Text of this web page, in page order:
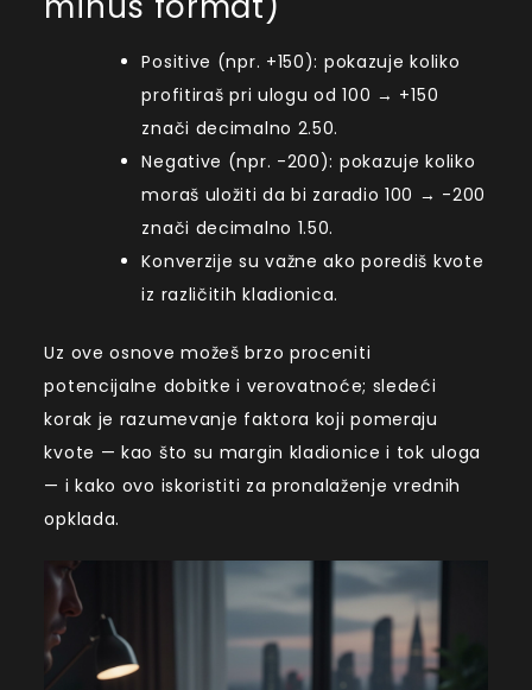
Positive (npr. +150): pokazuje koliko
profitiraš pri ulogu od 100 → +150
znači decimalno 2.50.
Negative (npr. -200): pokazuje koliko
moraš uložiti da bi zaradio 100 → -200
znači decimalno 1.50.
Konverzije su važne ako porediš kvote
iz različitih kladionica.
Uz ove osnove možeš brzo proceniti
potencijalne dobitke i verovatnoće; sledeći
korak je razumevanje faktora koji pomeraju
kvote — kao što su margin kladionice i tok uloga
— i kako ovo iskoristiti za pronalaženje vrednih
opklada.